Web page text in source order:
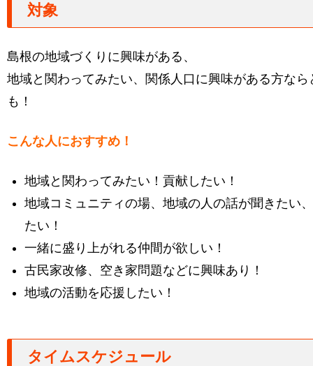
対象
島根の地域づくりに興味がある、
地域と関わってみたい、関係人口に興味がある方なら
も！
こんな人におすすめ！
地域と関わってみたい！貢献したい！
地域コミュニティの場、地域の人の話が聞きたい
たい！
一緒に盛り上がれる仲間が欲しい！
古民家改修、空き家問題などに興味あり！
地域の活動を応援したい！
タイムスケジュール